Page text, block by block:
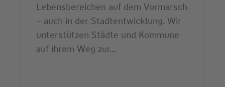
Lebensbereichen auf dem Vormarsch
– auch in der Stadtentwicklung. Wir
unterstützen Städte und Kommune
auf ihrem Weg zur…